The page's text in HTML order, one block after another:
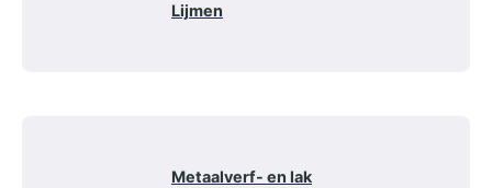
Lijmen
Metaalverf- en lak